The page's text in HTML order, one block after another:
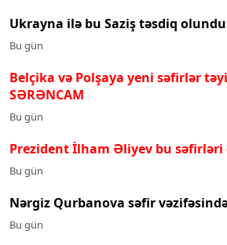
Ukrayna ilə bu Saziş təsdiq olundu
Bu gün
Belçika və Polşaya yeni səfirlər
SƏRƏNCAM
Bu gün
Prezident İlham Əliyev bu səfirləri
Bu gün
Nərgiz Qurbanova səfir
Bu gün